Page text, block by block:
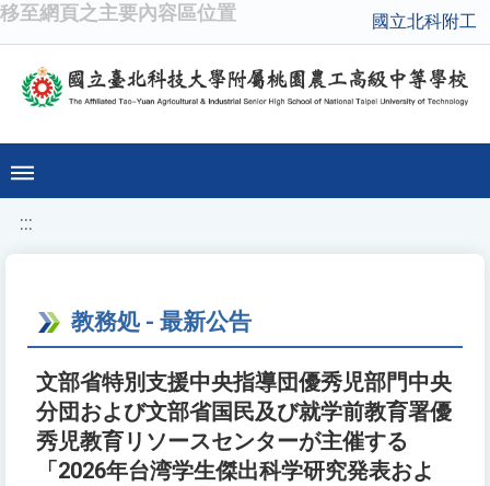
移至網頁之主要內容區位置 國立北科附工
:::
教務処 - 最新公告
文部省特別支援中央指導団優秀児部門中央
分団および文部省国民及び就学前教育署優
秀児教育リソースセンターが主催する
「2026年台湾学生傑出科学研究発表およ